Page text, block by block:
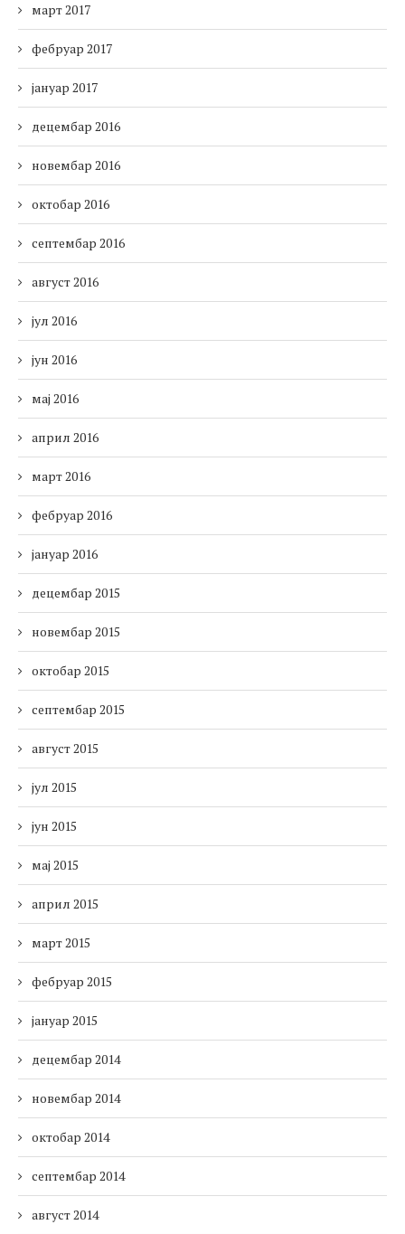
март 2017
фебруар 2017
јануар 2017
децембар 2016
новембар 2016
октобар 2016
септембар 2016
август 2016
јул 2016
јун 2016
мај 2016
април 2016
март 2016
фебруар 2016
јануар 2016
децембар 2015
новембар 2015
октобар 2015
септембар 2015
август 2015
јул 2015
јун 2015
мај 2015
април 2015
март 2015
фебруар 2015
јануар 2015
децембар 2014
новембар 2014
октобар 2014
септембар 2014
август 2014